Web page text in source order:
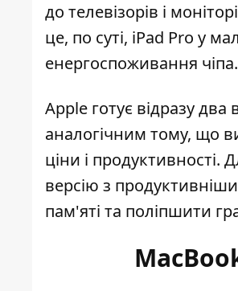
до телевізорів і
це, по суті, iPad Pro у
енергоспоживання
Apple готує відразу
аналогічним тому, що
ціни і продуктивності.
версію з
пам'яті та поліпшити